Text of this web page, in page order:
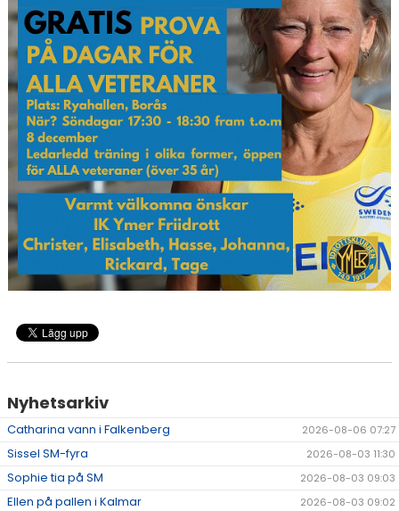
TÄVLINGAR
RESULTAT & STATISTIK
NIU BORÅS
MÅNADENS FRIIDROTTARE
Nyhetsarkiv
Catharina vann i Falkenberg 2026-08-06 07:27
Sissel SM-fyra 2026-08-03 11:30
Sophie tia på SM 2026-08-03 09:03
Ellen på pallen i Kalmar 2026-08-03 09:02